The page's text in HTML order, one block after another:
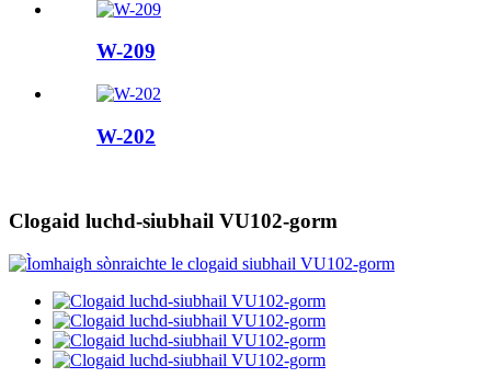
W-209
W-202
Clogaid luchd-siubhail VU102-gorm